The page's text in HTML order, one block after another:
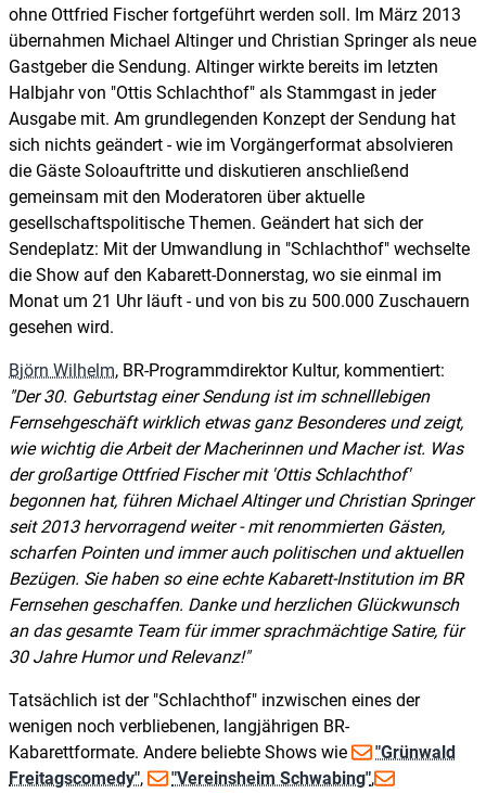
ohne Ottfried Fischer fortgeführt werden soll. Im März 2013
übernahmen Michael Altinger und Christian Springer als neue
Gastgeber die Sendung. Altinger wirkte bereits im letzten
Halbjahr von "Ottis Schlachthof" als Stammgast in jeder
Ausgabe mit. Am grundlegenden Konzept der Sendung hat
sich nichts geändert - wie im Vorgängerformat absolvieren
die Gäste Soloauftritte und diskutieren anschließend
gemeinsam mit den Moderatoren über aktuelle
gesellschaftspolitische Themen. Geändert hat sich der
Sendeplatz: Mit der Umwandlung in "Schlachthof" wechselte
die Show auf den Kabarett-Donnerstag, wo sie einmal im
Monat um 21 Uhr läuft - und von bis zu 500.000 Zuschauern
gesehen wird.
Björn Wilhelm, BR-Programmdirektor Kultur, kommentiert:
Der 30. Geburtstag einer Sendung ist im schnelllebigen
Fernsehgeschäft wirklich etwas ganz Besonderes und zeigt,
wie wichtig die Arbeit der Macherinnen und Macher ist. Was
der großartige Ottfried Fischer mit 'Ottis Schlachthof'
begonnen hat, führen Michael Altinger und Christian Springer
seit 2013 hervorragend weiter - mit renommierten Gästen,
scharfen Pointen und immer auch politischen und aktuellen
Bezügen. Sie haben so eine echte Kabarett-Institution im BR
Fernsehen geschaffen. Danke und herzlichen Glückwunsch
an das gesamte Team für immer sprachmächtige Satire, für
30 Jahre Humor und Relevanz!
Tatsächlich ist der "Schlachthof" inzwischen eines der
wenigen noch verbliebenen, langjährigen BR-
Kabarettformate. Andere beliebte Shows wie
"Grünwald
Freitagscomedy", "Vereinsheim Schwabing",